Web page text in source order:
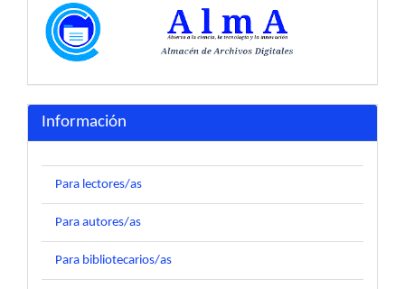
Información
Para lectores/as
Para autores/as
Para bibliotecarios/as